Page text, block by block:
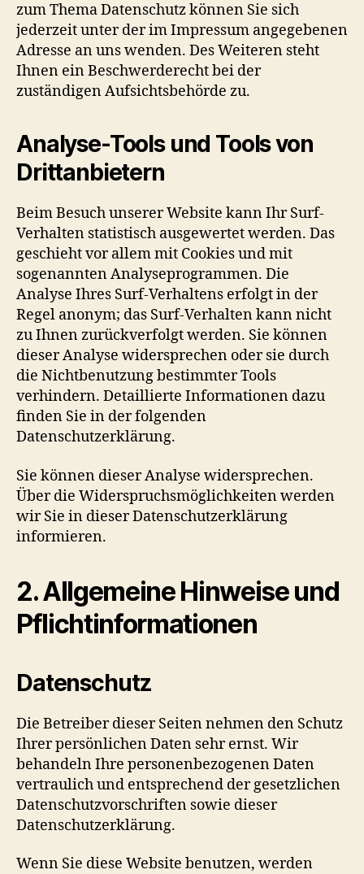
zum Thema Datenschutz können Sie sich
jederzeit unter der im Impressum angegebenen
Adresse an uns wenden. Des Weiteren steht
Ihnen ein Beschwerderecht bei der
zuständigen Aufsichtsbehörde zu.
Analyse-Tools und Tools von
Drittanbietern
Beim Besuch unserer Website kann Ihr Surf-
Verhalten statistisch ausgewertet werden. Das
geschieht vor allem mit Cookies und mit
sogenannten Analyseprogrammen. Die
Analyse Ihres Surf-Verhaltens erfolgt in der
Regel anonym; das Surf-Verhalten kann nicht
zu Ihnen zurückverfolgt werden. Sie können
dieser Analyse widersprechen oder sie durch
die Nichtbenutzung bestimmter Tools
verhindern. Detaillierte Informationen dazu
finden Sie in der folgenden
Datenschutzerklärung.
Sie können dieser Analyse widersprechen.
Über die Widerspruchsmöglichkeiten werden
wir Sie in dieser Datenschutzerklärung
informieren.
2. Allgemeine Hinweise und
Pflichtinformationen
Datenschutz
Die Betreiber dieser Seiten nehmen den Schutz
Ihrer persönlichen Daten sehr ernst. Wir
behandeln Ihre personenbezogenen Daten
vertraulich und entsprechend der gesetzlichen
Datenschutzvorschriften sowie dieser
Datenschutzerklärung.
Wenn Sie diese Website benutzen, werden